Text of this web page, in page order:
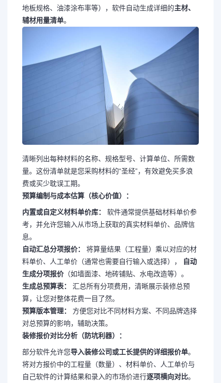
地板规格、油漆涂布率等），软件自动生成详细的主材、
辅材用量清单。
清晰列出每种材料的名称、规格型号、计算单位、所需数
量。这份清单就是您采购材料的“圣经”，有效避免买多浪
费或买少耽误工期。
预算编制与成本估算（核心价值）：
内置或自定义材料单价库：
软件通常提供基础材料单价参
考，并允许您输入从市场上获取的真实材料单价、品牌信
息。
自动汇总分项报价：
将算量结果（工程量）乘以对应的材
料单价、人工单价（通常也需要自行输入或选择），
自动
生成分项报价 （如墙面漆、地砖铺贴、水电改造等）。
生成总预算表：
汇总所有分项费用，清晰展示装修总预
算，让您对整体花费一目了然。
预算版本管理：
方便您对比不同材料方案、不同品牌选择
对总预算的影响，辅助决策。
装修报价对比分析（防坑利器）：
部分软件允许您导入装修公司或工长提供的详细报价单。
将对方报价中的工程量（数量）、材料单价、人工单价与
自己软件的计算结果和录入的市场价进行逐项横向对比。